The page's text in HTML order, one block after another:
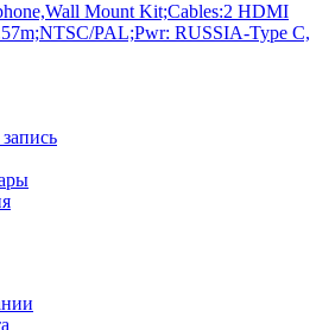
Mount Kit;Cables:2 HDMI
PAL;Pwr: RUSSIA-Type C,